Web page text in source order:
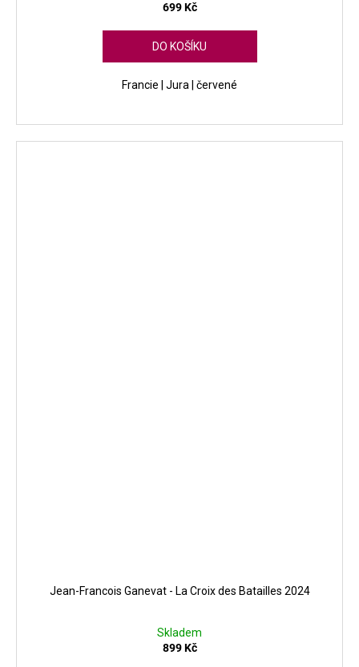
699 Kč
DO KOŠÍKU
Francie | Jura | červené
Jean-Francois Ganevat - La Croix des Batailles 2024
Skladem
899 Kč